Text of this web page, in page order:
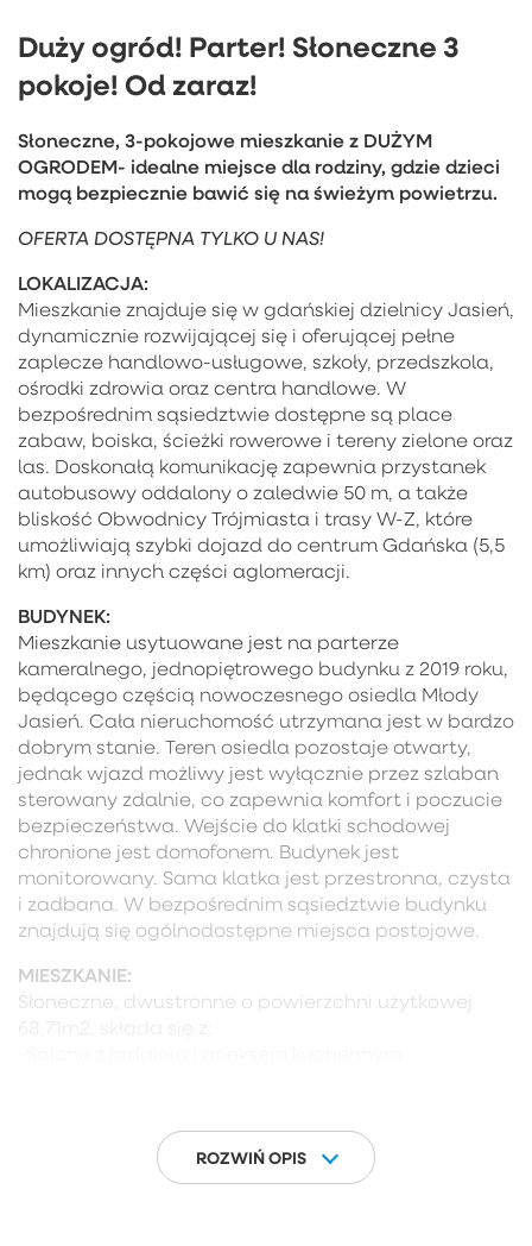
Duży ogród! Parter! Słoneczne 3
pokoje! Od zaraz!
Słoneczne, 3-pokojowe mieszkanie z DUŻYM
OGRODEM- idealne miejsce dla rodziny, gdzie dzieci
mogą bezpiecznie bawić się na świeżym powietrzu.
OFERTA DOSTĘPNA TYLKO U NAS!
LOKALIZACJA:
Mieszkanie znajduje się w gdańskiej dzielnicy Jasień,
dynamicznie rozwijającej się i oferującej pełne
zaplecze handlowo-usługowe, szkoły, przedszkola,
ośrodki zdrowia oraz centra handlowe. W
bezpośrednim sąsiedztwie dostępne są place
zabaw, boiska, ścieżki rowerowe i tereny zielone oraz
las. Doskonałą komunikację zapewnia przystanek
autobusowy oddalony o zaledwie 50 m, a także
bliskość Obwodnicy Trójmiasta i trasy W-Z, które
umożliwiają szybki dojazd do centrum Gdańska (5,5
km) oraz innych części aglomeracji.
BUDYNEK:
Mieszkanie usytuowane jest na parterze
kameralnego, jednopiętrowego budynku z 2019 roku,
będącego częścią nowoczesnego osiedla Młody
Jasień. Cała nieruchomość utrzymana jest w bardzo
dobrym stanie. Teren osiedla pozostaje otwarty,
jednak wjazd możliwy jest wyłącznie przez szlaban
sterowany zdalnie, co zapewnia komfort i poczucie
bezpieczeństwa. Wejście do klatki schodowej
chronione jest domofonem. Budynek jest
monitorowany. Sama klatka jest przestronna, czysta
i zadbana. W bezpośrednim sąsiedztwie budynku
znajdują się ogólnodostępne miejsca postojowe.
MIESZKANIE:
Słoneczne, dwustronne o powierzchni użytkowej
68,71m2, składa się z:
-Ogrodu o powierzchni aż 90m2 (intymny o
zachodniej ekspozycji)!
ROZWIŃ OPIS